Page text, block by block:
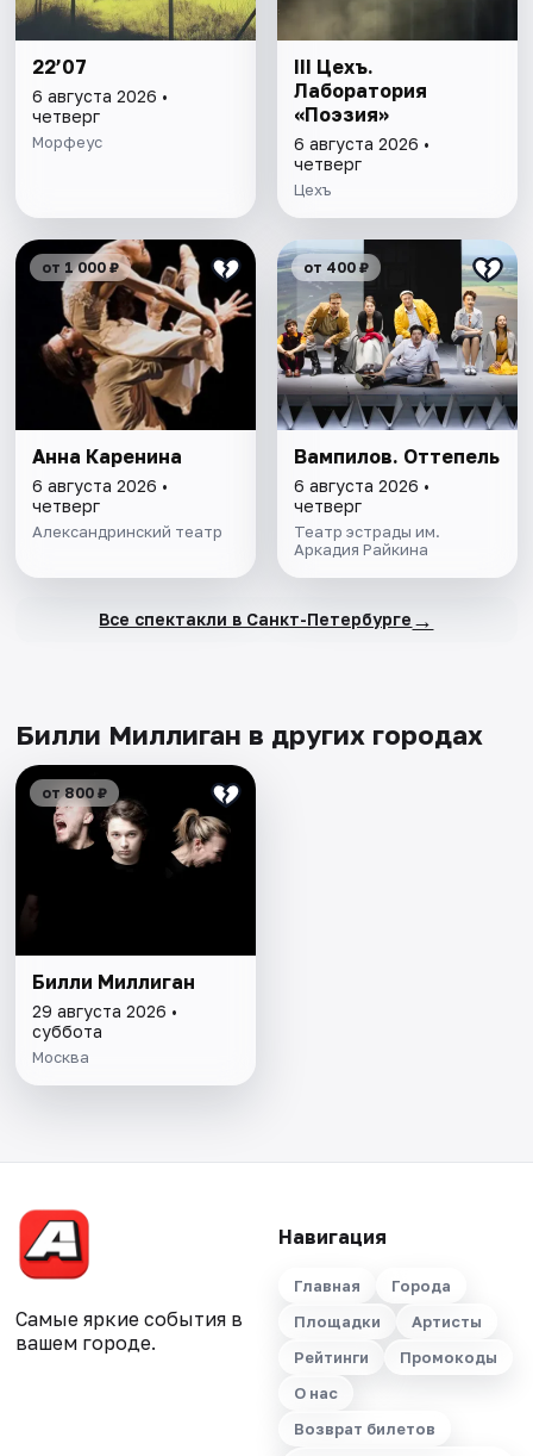
22’07
6 августа 2026 •
четверг
Морфеус
III Цехъ.
Лаборатория
«Поэзия»
6 августа 2026 •
четверг
Цехъ
от 1 000 ₽
Анна Каренина
6 августа 2026 •
четверг
Александринский театр
от 400 ₽
Вампилов. Оттепель
6 августа 2026 •
четверг
Театр эстрады им.
Аркадия Райкина
Все спектакли в Санкт-Петербурге →
Билли Миллиган в других городах
от 800 ₽
Билли Миллиган
29 августа 2026 •
суббота
Москва
Самые яркие события в
вашем городе.
Навигация
Главная
Города
Площадки
Артисты
Рейтинги
Промокоды
О нас
Возврат билетов